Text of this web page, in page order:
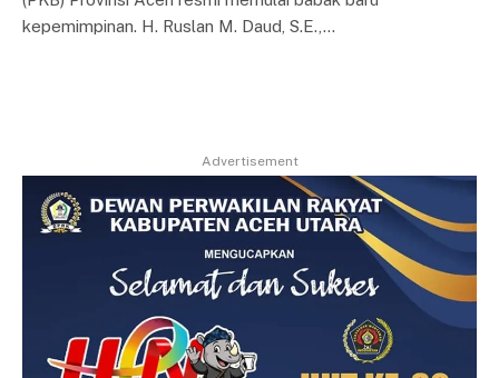
kepemimpinan. H. Ruslan M. Daud, S.E.,…
Advertisement